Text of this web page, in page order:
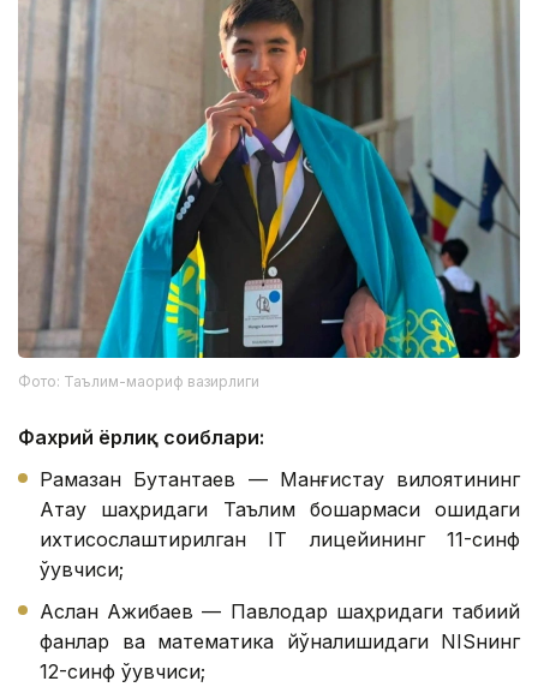
Фото: Таълим-маориф вазирлиги
Фахрий ёрлиқ соҳиблари:
Рамазан Бутантаев — Манғистау вилоятининг
Ақтау шаҳридаги Таълим бошқармаси қошидаги
ихтисослаштирилган IТ лицейининг 11-синф
ўқувчиси;
Аслан Ажибаев — Павлодар шаҳридаги табиий
фанлар ва математика йўналишидаги NISнинг
12-синф ўқувчиси;